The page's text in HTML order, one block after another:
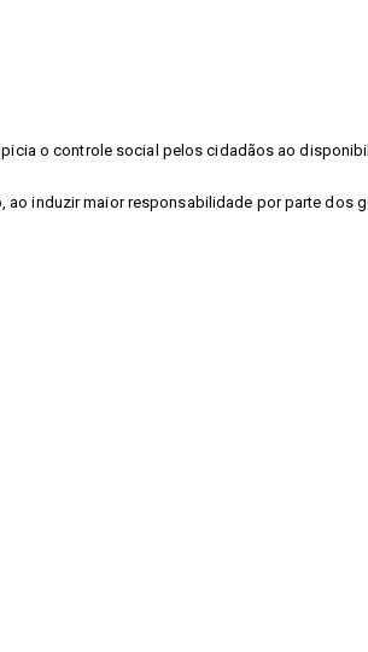
o controle social pelos cidadãos ao
ao induzir maior responsabilidade por parte